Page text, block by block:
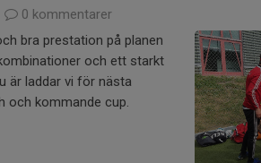
0 kommentarer
bra prestation på planen
och ett starkt
är laddar vi för nästa
och kommande cup.